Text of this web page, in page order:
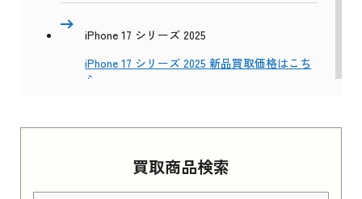
買取商品検索
iPhone 17 シリーズ 2025
iPhone 17 シリーズ 2025 新品買取価格はこち
ら
Apple Watch Series 11 2025 新品買取価格はこ
ちら